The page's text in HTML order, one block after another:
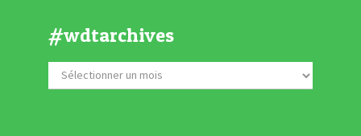
#wdtarchives